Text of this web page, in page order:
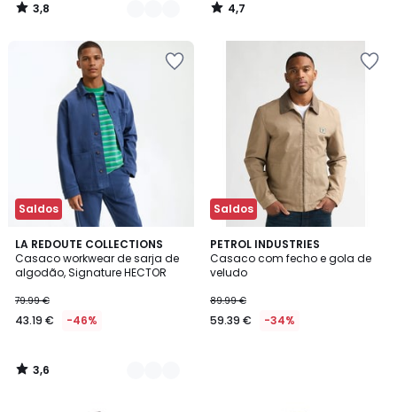
3,8
/
4,7
/
Saldos
LA REDOUTE COLLECTIONS
Casaco workwear de sarja de
algodão, Signature HECTOR
79.99 €
43.19 € -46%
3,6
/ 5
3
Cores
3,6
/
Saldos
PETROL INDUSTRIES
Casaco com fecho e gola de
veludo
89.99 €
59.39 € -34%